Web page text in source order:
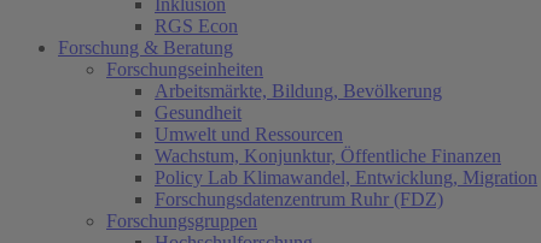
Inklusion
RGS Econ
Forschung & Beratung
Forschungseinheiten
Arbeitsmärkte, Bildung, Bevölkerung
Gesundheit
Umwelt und Ressourcen
Wachstum, Konjunktur, Öffentliche Finanzen
Policy Lab Klimawandel, Entwicklung, Migration
Forschungsdatenzentrum Ruhr (FDZ)
Forschungsgruppen